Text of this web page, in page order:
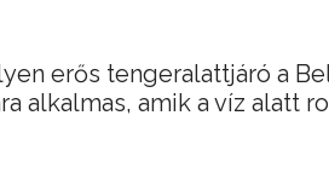
erős tengeralattjáró a
alkalmas, amik a víz alatt